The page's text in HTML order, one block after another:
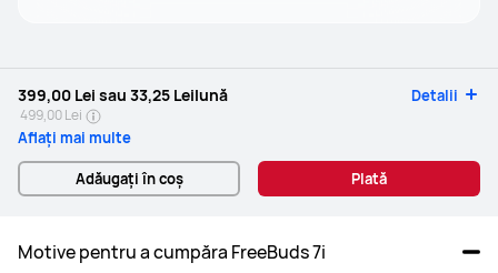
399,00 Lei sau 33,25 Leilună Detalii
499,00 Lei
Aflați mai multe
Adăugați în coș Plată
Motive pentru a cumpăra FreeBuds 7i